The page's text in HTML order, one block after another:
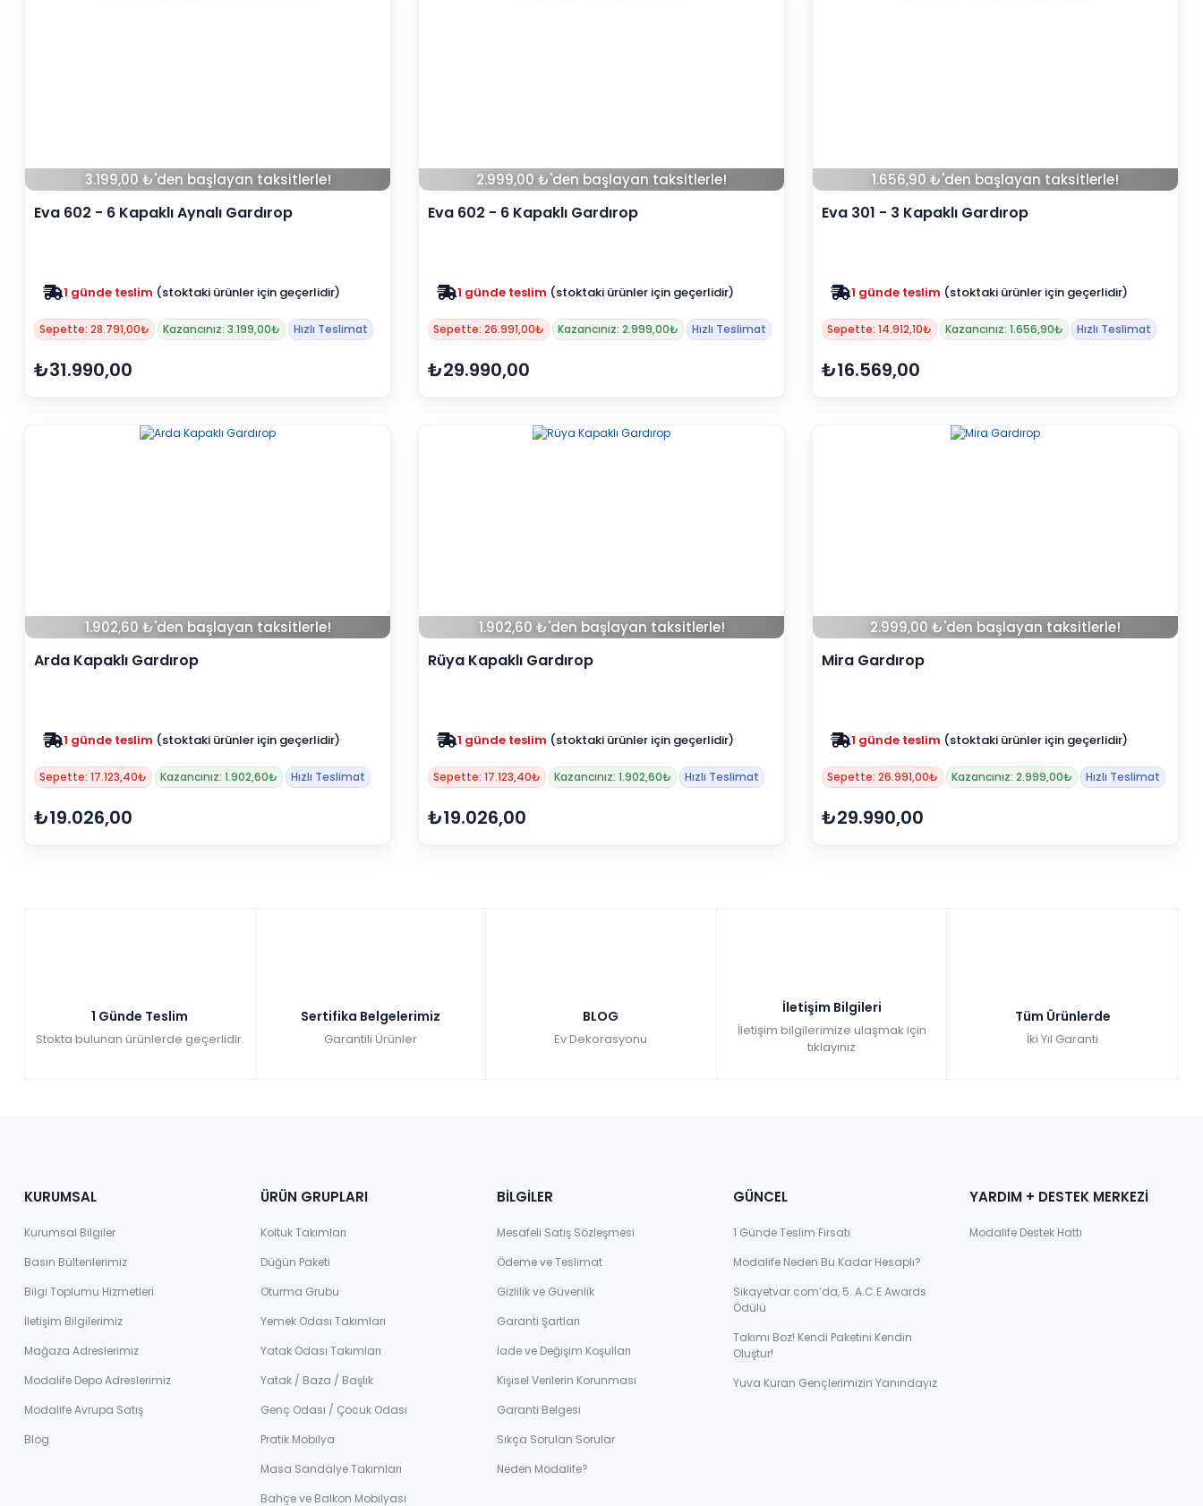
3.199,00 ₺'den başlayan taksitlerle!
Eva 602 - 6 Kapaklı Aynalı Gardırop
Zam yok 2025 fiyatları devam ediyor
Sepette: 28.791,00₺ Kazancınız: 3.199,00₺ Hızlı Teslimat
₺31.990,00
2.999,00 ₺'den başlayan taksitlerle!
Eva 602 - 6 Kapaklı Gardırop
Zam yok 2025 fiyatları devam ediyor
Sepette: 26.991,00₺ Kazancınız: 2.999,00₺ Hızlı Teslimat
₺29.990,00
1.656,90 ₺'den başlayan taksitlerle!
Eva 301 - 3 Kapaklı Gardırop
Zam yok 2025 fiyatları devam ediyor
Sepette: 14.912,10₺ Kazancınız: 1.656,90₺ Hızlı Teslimat
₺16.569,00
1.902,60 ₺'den başlayan taksitlerle!
Arda Kapaklı Gardırop
Zam yok 2025 fiyatları devam ediyor
Sepette: 17.123,40₺ Kazancınız: 1.902,60₺ Hızlı Teslimat
₺19.026,00
1.902,60 ₺'den başlayan taksitlerle!
Rüya Kapaklı Gardırop
Zam yok 2025 fiyatları devam ediyor
Sepette: 17.123,40₺ Kazancınız: 1.902,60₺ Hızlı Teslimat
₺19.026,00
2.999,00 ₺'den başlayan taksitlerle!
Mira Gardırop
Zam yok 2025 fiyatları devam ediyor
Sepette: 26.991,00₺ Kazancınız: 2.999,00₺ Hızlı Teslimat
₺29.990,00
1 Günde Teslim
Stokta bulunan ürünlerde geçerlidir.
Sertifika Belgelerimiz
Garantili Ürünler
BLOG
Ev Dekorasyonu
İletişim Bilgileri
İletişim bilgilerimize ulaşmak için
tıklayınız
Tüm Ürünlerde
İki Yıl Garanti
KURUMSAL
Kurumsal Bilgiler
Basın Bültenlerimiz
Bilgi Toplumu Hizmetleri
İletişim Bilgilerimiz
Mağaza Adreslerimiz
Modalife Depo Adreslerimiz
Modalife Avrupa Satış
Blog
ÜRÜN GRUPLARI
Koltuk Takımları
Düğün Paketi
Oturma Grubu
Yemek Odası Takımları
Yatak Odası Takımları
Yatak / Baza / Başlık
Genç Odası / Çocuk Odası
Pratik Mobilya
Masa Sandalye Takımları
Bahçe ve Balkon Mobilyası
BİLGİLER
Mesafeli Satış Sözleşmesi
Ödeme ve Teslimat
Gizlilik ve Güvenlik
Garanti Şartları
İade ve Değişim Koşulları
Kişisel Verilerin Korunması
Garanti Belgesi
Sıkça Sorulan Sorular
Neden Modalife?
GÜNCEL
1 Günde Teslim Fırsatı
Modalife Neden Bu Kadar Hesaplı?
Sikayetvar.com’da, 5. A.C.E Awards
Ödülü
Takımı Boz! Kendi Paketini Kendin
Oluştur!
Yuva Kuran Gençlerimizin Yanındayız
YARDIM + DESTEK MERKEZİ
Modalife Destek Hattı